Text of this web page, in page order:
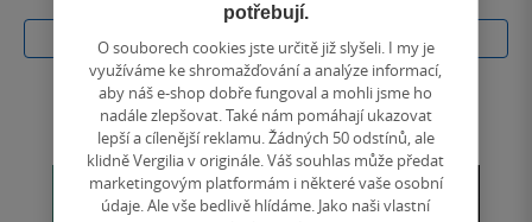
Do košíku Do košíku
potřebují.
O souborech cookies jste určitě již slyšeli. I my je
využíváme ke shromažďování a analýze informací,
aby náš e-shop dobře fungoval a mohli jsme ho
nadále zlepšovat. Také nám pomáhají ukazovat
lepší a cílenější reklamu. Žádných 50 odstínů, ale
klidně Vergilia v originále. Váš souhlas může předat
marketingovým platformám i některé vaše osobní
údaje. Ale vše bedlivě hlídáme. Jako naši vlastní